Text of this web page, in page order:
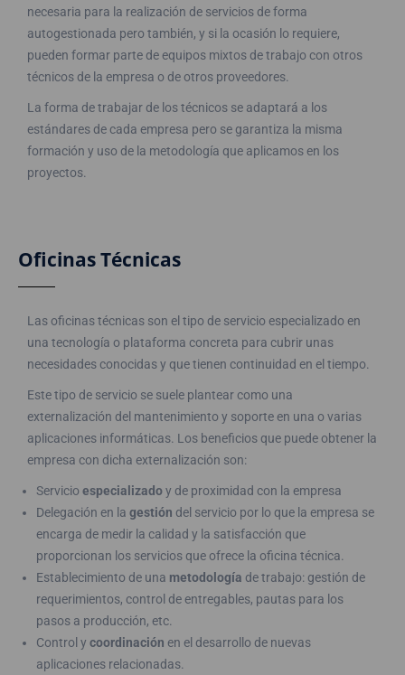
necesaria para la realización de servicios de forma
autogestionada pero también, y si la ocasión lo requiere,
pueden formar parte de equipos mixtos de trabajo con otros
técnicos de la empresa o de otros proveedores.
La forma de trabajar de los técnicos se adaptará a los
estándares de cada empresa pero se garantiza la misma
formación y uso de la metodología que aplicamos en los
proyectos.
Oficinas Técnicas
Las oficinas técnicas son el tipo de servicio especializado en
una tecnología o plataforma concreta para cubrir unas
necesidades conocidas y que tienen continuidad en el tiempo.
Este tipo de servicio se suele plantear como una
externalización del mantenimiento y soporte en una o varias
aplicaciones informáticas. Los beneficios que puede obtener la
empresa con dicha externalización son:
Servicio especializadoy de proximidad con la empresa
Delegación en la gestión del servicio por lo que la empresa se
encarga de medir la calidad y la satisfacción que
proporcionan los servicios que ofrece la oficina técnica.
Establecimiento de una metodología de trabajo: gestión de
requerimientos, control de entregables, pautas para los
pasos a producción, etc.
Control y coordinación en el desarrollo de nuevas
aplicaciones relacionadas.